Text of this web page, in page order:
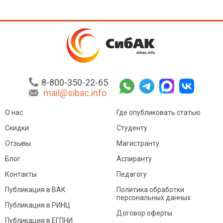
8-800-350-22-65
mail@sibac.info
О нас
Скидки
Отзывы
Блог
Контакты
Где опубликовать статью
Студенту
Магистранту
Аспиранту
Педагогу
Публикация в ВАК
Публикация в РИНЦ
Публикация в ЕГПНИ
Политика обработки
персональных данных
Договор оферты